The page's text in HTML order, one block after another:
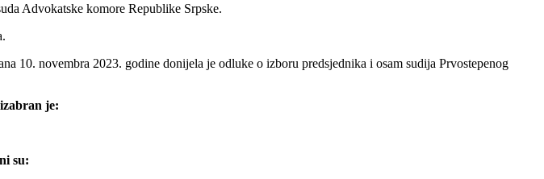
Advokatske komore Republike Srpske.
10. novembra 2023. godine donijela je odluke o izboru predsjednika i osam sudija Prvostepenog
je:
su: